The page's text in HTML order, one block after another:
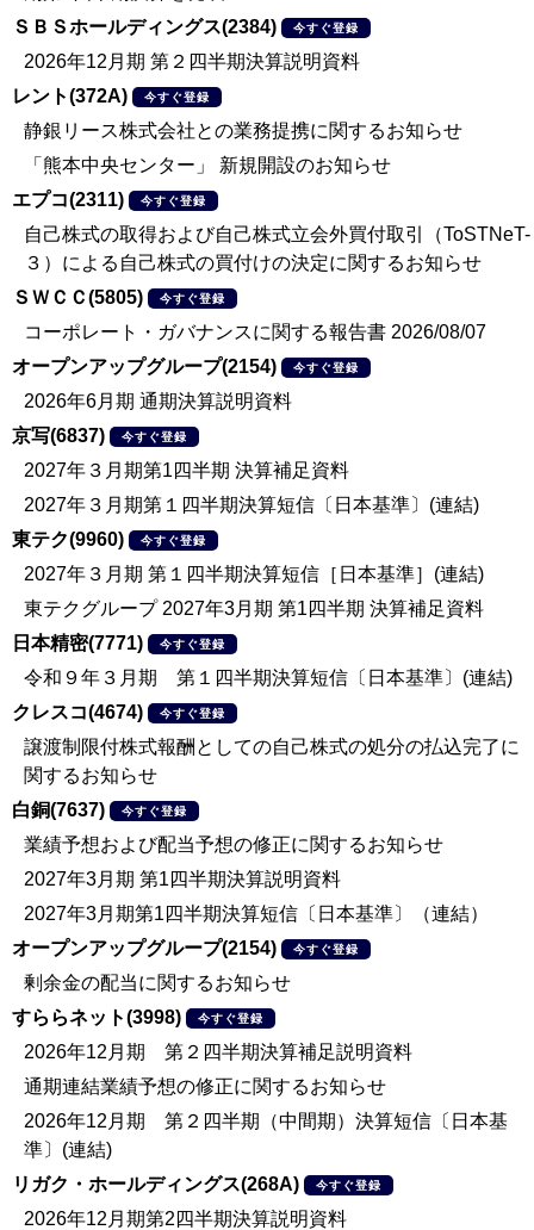
ＳＢＳホールディングス(2384)
今すぐ登録
2026年12月期 第２四半期決算説明資料
レント(372A)
今すぐ登録
静銀リース株式会社との業務提携に関するお知らせ
「熊本中央センター」 新規開設のお知らせ
エプコ(2311)
今すぐ登録
自己株式の取得および自己株式立会外買付取引（ToSTNeT-
３）による自己株式の買付けの決定に関するお知らせ
ＳＷＣＣ(5805)
今すぐ登録
コーポレート・ガバナンスに関する報告書 2026/08/07
オープンアップグループ(2154)
今すぐ登録
2026年6月期 通期決算説明資料
京写(6837)
今すぐ登録
2027年３月期第1四半期 決算補足資料
2027年３月期第１四半期決算短信〔日本基準〕(連結)
東テク(9960)
今すぐ登録
2027年３月期 第１四半期決算短信［日本基準］(連結)
東テクグループ 2027年3月期 第1四半期 決算補足資料
日本精密(7771)
今すぐ登録
令和９年３月期 第１四半期決算短信〔日本基準〕(連結)
クレスコ(4674)
今すぐ登録
譲渡制限付株式報酬としての自己株式の処分の払込完了に
関するお知らせ
白銅(7637)
今すぐ登録
業績予想および配当予想の修正に関するお知らせ
2027年3月期 第1四半期決算説明資料
2027年3月期第1四半期決算短信〔日本基準〕（連結）
オープンアップグループ(2154)
今すぐ登録
剰余金の配当に関するお知らせ
すららネット(3998)
今すぐ登録
2026年12月期 第２四半期決算補足説明資料
通期連結業績予想の修正に関するお知らせ
2026年12月期 第２四半期（中間期）決算短信〔日本基
準〕(連結)
リガク・ホールディングス(268A)
今すぐ登録
2026年12月期第2四半期決算説明資料